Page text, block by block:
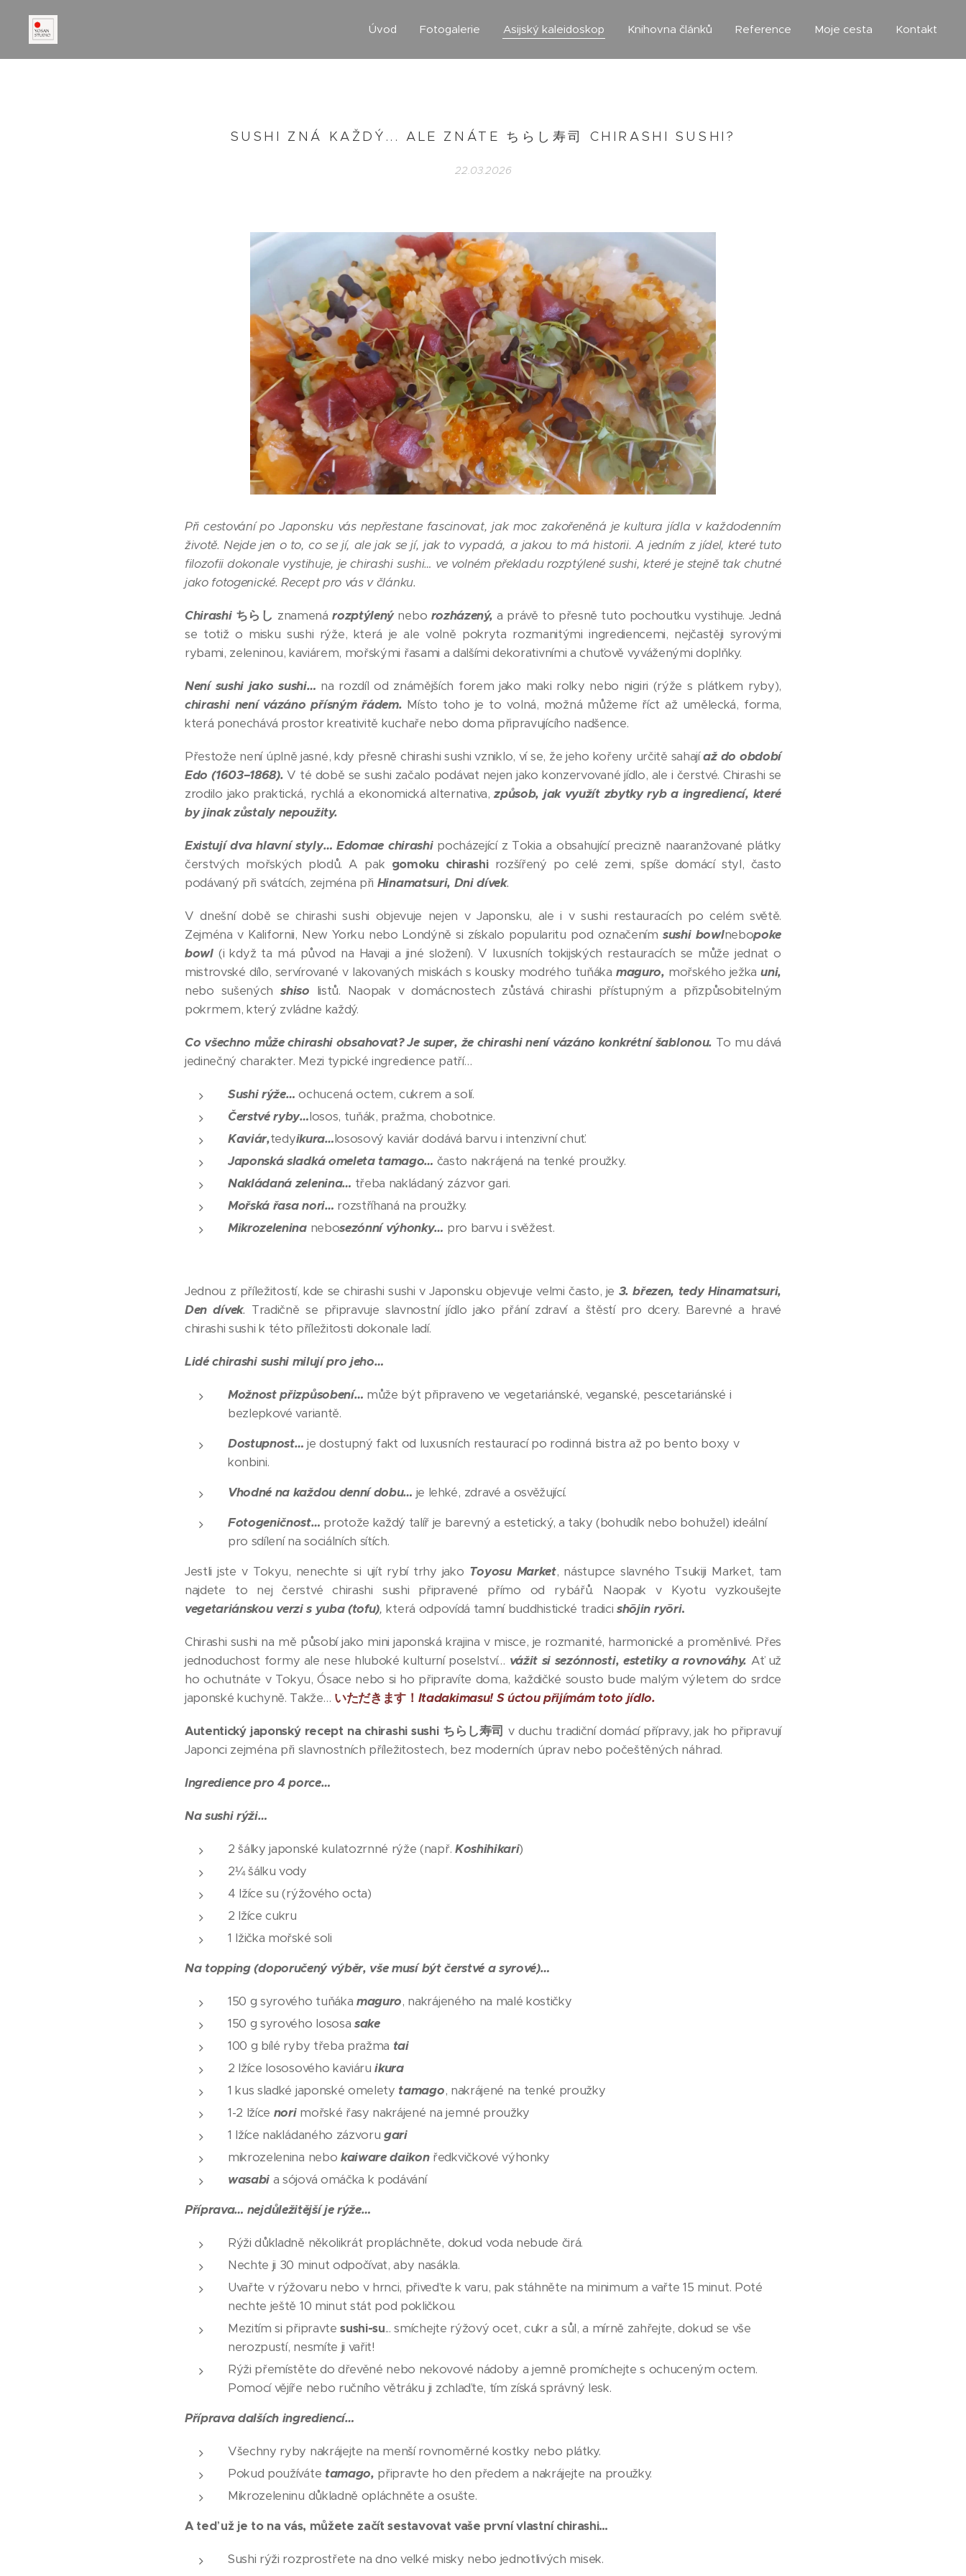
Úvod Fotogalerie Asijský kaleidoskop Knihovna článků Reference Moje cesta Kontakt
SUSHI ZNÁ KAŽDÝ... ALE ZNÁTE ちらし寿司 CHIRASHI SUSHI?
22.03.2026
Při cestování po Japonsku vás nepřestane fascinovat, jak moc zakořeněná je kultura jídla v každodenním
životě. Nejde jen o to, co se jí, ale jak se jí, jak to vypadá, a jakou to má historii. A jedním z jídel, které tuto
filozofii dokonale vystihuje, je chirashi sushi… ve volném překladu rozptýlené sushi, které je stejně tak chutné
jako fotogenické. Recept pro vás v článku.
Chirashi ちらし znamenározptýlený nebo rozházený, a právě to přesně tuto pochoutku vystihuje. Jedná
se totiž o misku sushi rýže, která je ale volně pokryta rozmanitými ingrediencemi, nejčastěji syrovými
rybami, zeleninou, kaviárem, mořskými řasami a dalšími dekorativními a chuťově vyváženými doplňky.
Není sushi jako sushi… na rozdíl od známějších forem jako maki rolky nebo nigiri (rýže s plátkem ryby),
chirashi není vázáno přísným řádem. Místo toho je to volná, možná můžeme říct až umělecká, forma,
která ponechává prostor kreativitě kuchaře nebo doma připravujícího nadšence.
Přestože není úplně jasné, kdy přesně chirashi sushi vzniklo, ví se, že jeho kořeny určitě sahajíaž do období
Edo (1603–1868). V té době se sushi začalo podávat nejen jako konzervované jídlo, ale i čerstvé. Chirashi se
zrodilo jako praktická, rychlá a ekonomická alternativa,způsob, jak využít zbytky ryb a ingrediencí, které
by jinak zůstaly nepoužity.
Existují dva hlavní styly… Edomae chirashipocházející z Tokia a obsahující precizně naaranžované plátky
čerstvých mořských plodů. A pak gomoku chirashi rozšířený po celé zemi, spíše domácí styl, často
podávaný při svátcích, zejména při Hinamatsuri, Dni dívek.
V dnešní době se chirashi sushi objevuje nejen v Japonsku, ale i v sushi restauracích po celém světě.
Zejména v Kalifornii, New Yorku nebo Londýně si získalo popularitu pod označenímsushi bowlnebopoke
bowl(i když ta má původ na Havaji a jiné složení). V luxusních tokijských restauracích se může jednat o
mistrovské dílo, servírované v lakovaných miskách s kousky modrého tuňáka maguro, mořského ježkauni,
nebo sušenýchshiso listů. Naopak v domácnostech zůstává chirashi přístupným a přizpůsobitelným
pokrmem, který zvládne každý.
Co všechno může chirashi obsahovat? Je super, že chirashi není vázáno konkrétní šablonou. To mu dává
jedinečný charakter. Mezi typické ingredience patří…
Sushi rýže…ochucená octem, cukrem a solí.
Čerstvé ryby…losos, tuňák, pražma, chobotnice.
Kaviár,tedyikura…lososový kaviár dodává barvu i intenzivní chuť.
Japonská sladká omeleta tamago… často nakrájená na tenké proužky.
Nakládaná zelenina… třeba nakládaný zázvor gari.
Mořská řasa nori… rozstříhaná na proužky.
Mikrozelenina nebosezónní výhonky… pro barvu i svěžest.
Jednou z příležitostí, kde se chirashi sushi v Japonsku objevuje velmi často, je 3. březen, tedy Hinamatsuri,
Den dívek. Tradičně se připravuje slavnostní jídlo jako přání zdraví a štěstí pro dcery. Barevné a hravé
chirashi sushi k této příležitosti dokonale ladí.
Lidé chirashi sushi milují pro jeho…
Možnost přizpůsobení… může být připraveno ve vegetariánské, veganské, pescetariánské i
bezlepkové variantě.
Dostupnost… je dostupný fakt od luxusních restaurací po rodinná bistra až po bento boxy v
konbini.
Vhodné na každou denní dobu… je lehké, zdravé a osvěžující.
Fotogeničnost… protože každý talíř je barevný a estetický, a taky (bohudík nebo bohužel) ideální
pro sdílení na sociálních sítích.
Jestli jste v Tokyu, nenechte si ujít rybí trhy jako Toyosu Market, nástupce slavného Tsukiji Market, tam
najdete to nej čerstvé chirashi sushi připravené přímo od rybářů. Naopak v Kyotu vyzkoušejte
vegetariánskou verzi s yuba (tofu), která odpovídá tamní buddhistické tradicishōjin ryōri.
Chirashi sushi na mě působí jako mini japonská krajina v misce, je rozmanité, harmonické a proměnlivé. Přes
jednoduchost formy ale nese hluboké kulturní poselství… vážit si sezónnosti, estetiky a rovnováhy. Ať už
ho ochutnáte v Tokyu, Ósace nebo si ho připravíte doma, každičké sousto bude malým výletem do srdce
japonské kuchyně. Takže… いただきます！ Itadakimasu! S úctou přijímám toto jídlo.
Autentický japonský recept na chirashi sushi ちらし寿司 v duchu tradiční domácí přípravy, jak ho připravují
Japonci zejména při slavnostních příležitostech, bez moderních úprav nebo počeštěných náhrad.
Ingredience pro 4 porce…
Na sushi rýži…
2 šálky japonské kulatozrnné rýže (např. Koshihikari)
2¼ šálku vody
4 lžíce su (rýžového octa)
2 lžíce cukru
1 lžička mořské soli
Na topping (doporučený výběr, vše musí být čerstvé a syrové)…
150 g syrového tuňáka maguro, nakrájeného na malé kostičky
150 g syrového lososa sake
100 g bílé ryby třeba pražma tai
2 lžíce lososového kaviáruikura
1 kus sladké japonské omelety tamago, nakrájené na tenké proužky
1-2 lžíce nori mořské řasy nakrájené na jemné proužky
1 lžíce nakládaného zázvorugari
mikrozelenina nebo kaiware daikonředkvičkové výhonky
wasabi a sójová omáčka k podávání
Příprava… nejdůležitější je rýže…
Rýži důkladně několikrát propláchněte, dokud voda nebude čirá.
Nechte ji 30 minut odpočívat, aby nasákla.
Uvařte v rýžovaru nebo v hrnci, přiveďte k varu, pak stáhněte na minimum a vařte 15 minut. Poté
nechte ještě 10 minut stát pod pokličkou.
Mezitím si připravtesushi-su... smíchejte rýžový ocet, cukr a sůl, a mírně zahřejte, dokud se vše
nerozpustí, nesmíte ji vařit!
Rýži přemístěte do dřevěné nebo nekovové nádoby a jemně promíchejte s ochuceným octem.
Pomocí vějíře nebo ručního větráku ji zchlaďte, tím získá správný lesk.
Příprava dalších ingrediencí…
Všechny ryby nakrájejte na menší rovnoměrné kostky nebo plátky.
Pokud používáte tamago, připravte ho den předem a nakrájejte na proužky.
Mikrozeleninu důkladně opláchněte a osušte.
A teď už je to na vás, můžete začít sestavovat vaše první vlastní chirashi…
Sushi rýži rozprostřete na dno velké misky nebo jednotlivých misek.